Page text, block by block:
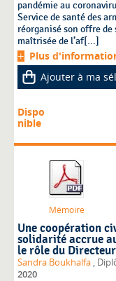
pandémie au
Service de santé des
réorganisé son offre
maîtrisée de l’af[...]
Plus
Ajouter à ma
Dispo
nible
Mémoire
Une coopération
solidarité accrue
le rôle du
Sandra Boukhalfa ,
2020